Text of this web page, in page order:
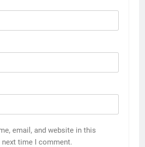
email, and website in this
time I comment.